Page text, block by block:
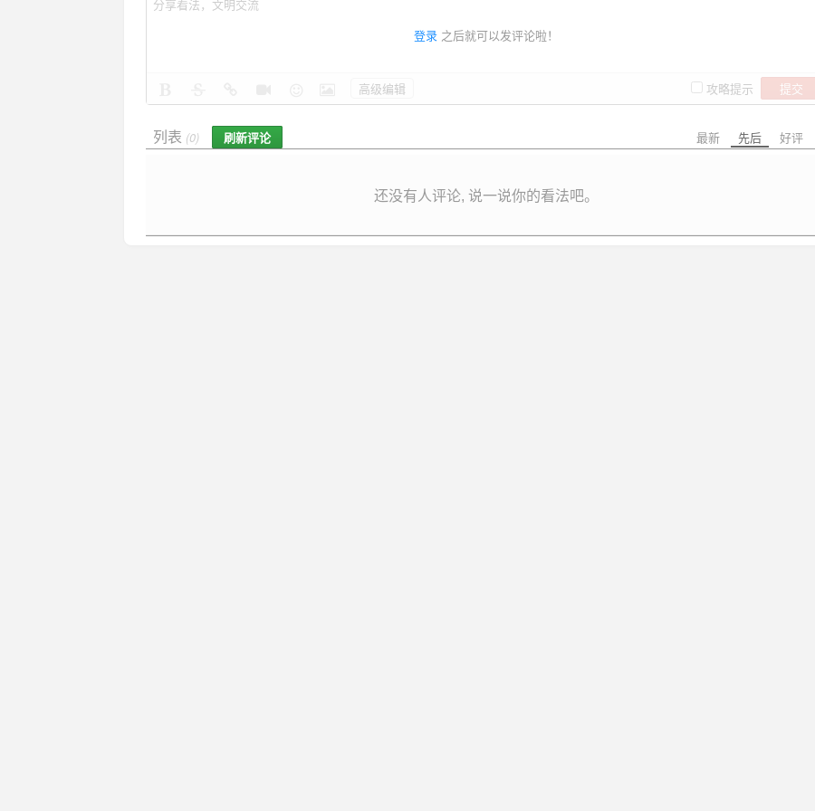
登录 之后就可以发评论啦！
攻略提示 提交
高级编辑
最新 先后 好评
列表 (0) 刷新评论
还没有人评论, 说一说你的看法吧。